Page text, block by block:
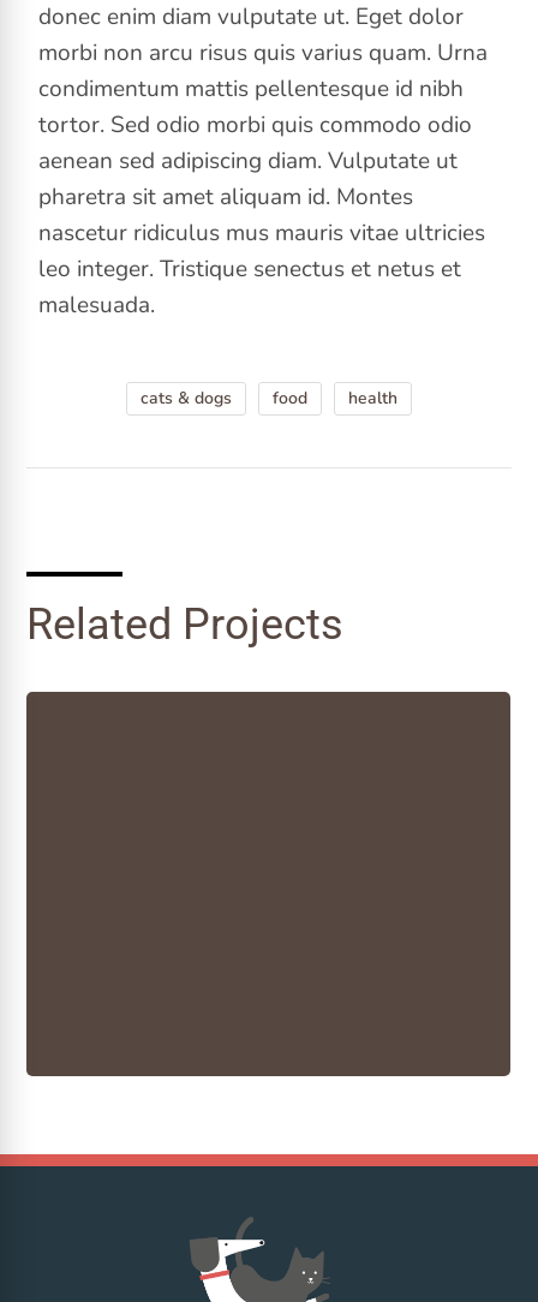
donec enim diam vulputate ut. Eget dolor
morbi non arcu risus quis varius quam. Urna
condimentum mattis pellentesque id nibh
tortor. Sed odio morbi quis commodo odio
aenean sed adipiscing diam. Vulputate ut
pharetra sit amet aliquam id. Montes
nascetur ridiculus mus mauris vitae ultricies
leo integer. Tristique senectus et netus et
malesuada.
cats & dogs food health
Related Projects